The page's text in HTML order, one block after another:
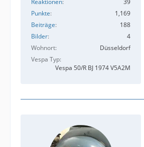
Reaktionen
39
Punkte
1,169
Beiträge
188
Bilder
4
Wohnort
Düsseldorf
Vespa Typ
Vespa 50/R BJ 1974 V5A2M